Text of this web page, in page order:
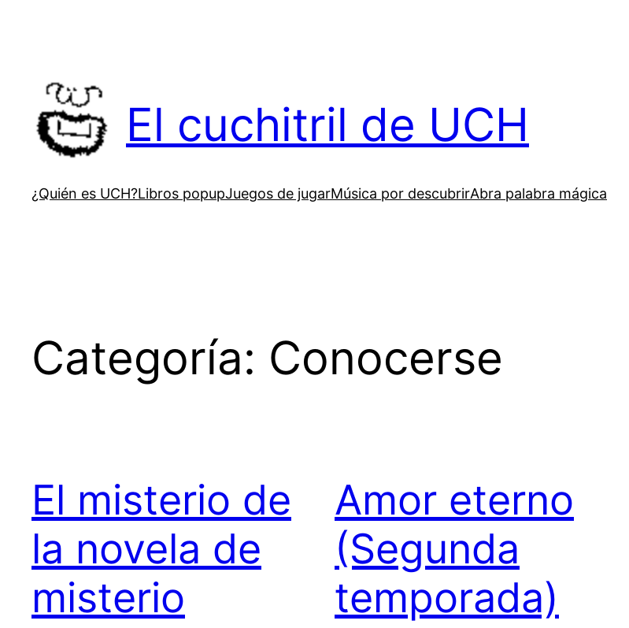
El cuchitril de UCH
¿Quién es UCH?Libros popupJuegos de jugarMúsica por descubrirAbra palabra mágica
Categoría: Conocerse
El misterio de
la novela de
misterio
Amor eterno
(Segunda
temporada)